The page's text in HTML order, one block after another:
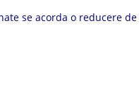
se acorda o reducere de